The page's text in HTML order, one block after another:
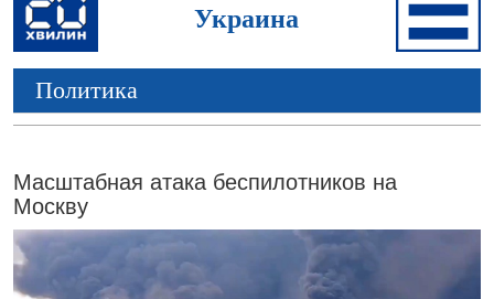
Украина
Политика
Масштабная атака беспилотников на
Москву